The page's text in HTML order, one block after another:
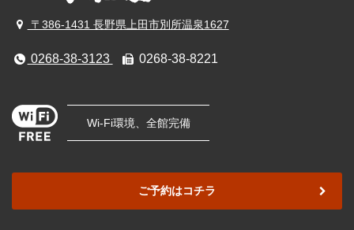
〒386-1431 長野県上田市別所温泉1627
0268-38-3123 0268-38-8221
Wi-Fi環境、全館完備
ご予約はコチラ